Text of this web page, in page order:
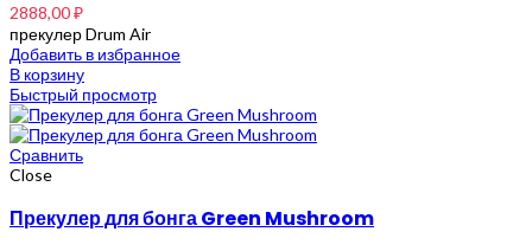
2888,00₽
прекулер Drum Air
Добавить в избранное
В корзину
Быстрый просмотр
Сравнить
Close
Прекулер для бонга Green Mushroom